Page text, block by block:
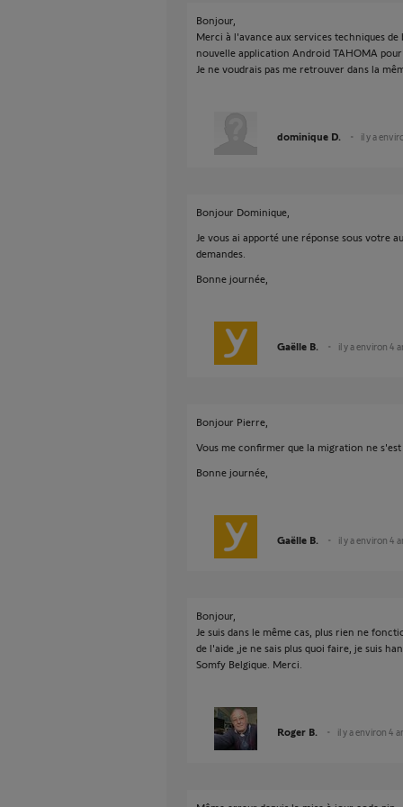
Bonjour,
Merci à l'avance aux services techniques
nouvelle application Android TAHOMA
Je ne voudrais pas me retrouver dans la
dominique D. il y a
Bonjour Dominique,
Je vous ai apporté une réponse sous votre
demandes.
Bonne journée,
Gaëlle B. il y a environ 4
Bonjour Pierre,
Vous me confirmer que la migration ne
Bonne journée,
Gaëlle B. il y a environ 4
Bonjour,
Je suis dans le même cas, plus rien ne
de l'aide ,je ne sais plus quoi faire, je suis
Somfy Belgique. Merci.
Roger B. il y a environ 4